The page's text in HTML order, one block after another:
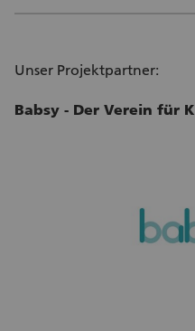
Unser Projektpartner:
Babsy - Der Verein für